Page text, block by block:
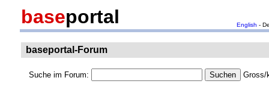
baseportal English -
baseportal-Forum
Suche im Forum: Gross/